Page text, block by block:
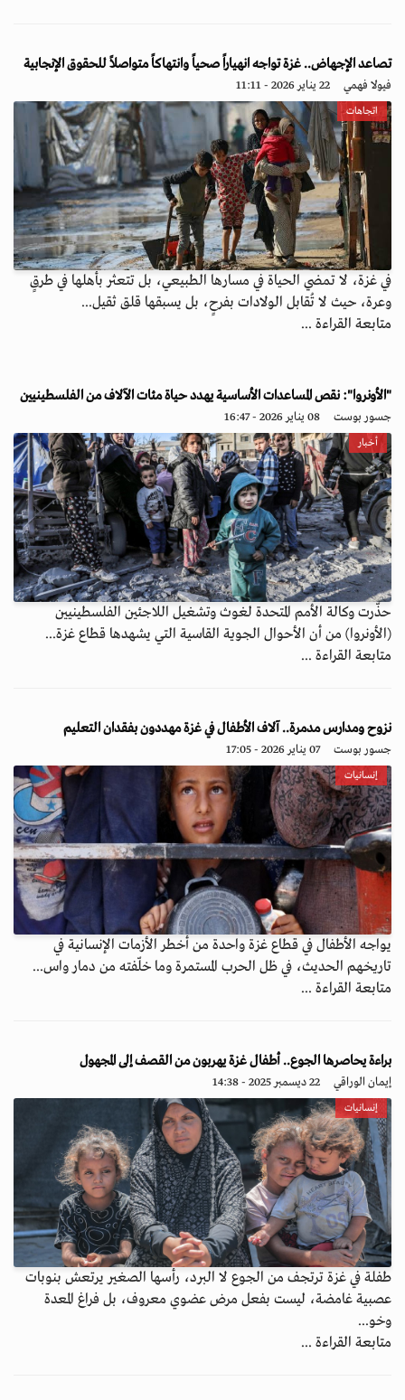
تصاعد الإجهاض.. غزة تواجه انهياراً صحياً وانتهاكاً متواصلاً للحقوق الإنجابية
فيولا فهمي 22 يناير 2026 - 11:11
اتجاهات
في غزة، لا تمضي الحياة في مسارها الطبيعي، بل تتعثر بأهلها في طرقٍ
وعرة، حيث لا تُقابل الولادات بفرحٍ، بل يسبقها قلق ثقيل...
متابعة القراءة ...
"الأونروا": نقص المساعدات الأساسية يهدد حياة مئات الآلاف من الفلسطينيين
جسور بوست 08 يناير 2026 - 16:47
أخبار
حذّرت وكالة الأمم المتحدة لغوث وتشغيل اللاجئين الفلسطينيين
(الأونروا) من أن الأحوال الجوية القاسية التي يشهدها قطاع غزة...
متابعة القراءة ...
نزوح ومدارس مدمرة.. آلاف الأطفال في غزة مهددون بفقدان التعليم
جسور بوست 07 يناير 2026 - 17:05
إنسانيات
يواجه الأطفال في قطاع غزة واحدة من أخطر الأزمات الإنسانية في
تاريخهم الحديث، في ظل الحرب المستمرة وما خلّفته من دمار واس...
متابعة القراءة ...
براءة يحاصرها الجوع.. أطفال غزة يهربون من القصف إلى المجهول
إيمان الوراقي 22 ديسمبر 2025 - 14:38
إنسانيات
طفلة في غزة ترتجف من الجوع لا البرد، رأسها الصغير يرتعش بنوبات
عصبية غامضة، ليست بفعل مرض عضوي معروف، بل فراغ المعدة
وخو...
متابعة القراءة ...